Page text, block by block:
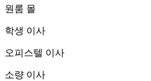
원룸 몰
학생 이사
오피스텔 이사
소량 이사